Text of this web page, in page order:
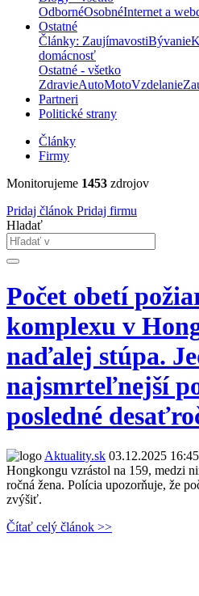
OdbornéOsobnéInternet a
Ostatné
Články: ZaujímavostiBývanie
domácnosť
Ostatné - všetko
ZdravieAutoMotoVzdelanie
Partneri
Politické strany
Články
Firmy
Monitorujeme 1453 zdrojov
Pridaj článok Pridaj firmu
Hladať
Počet obetí
komplexu v
naďalej stúpa.
najsmrteľnejší
posledné
Aktuality.sk 03.12.2025 16:45
Hongkongu vzrástol na 159, medzi
ročná žena. Polícia upozorňuje, že
zvýšiť.
Čítať celý článok >>